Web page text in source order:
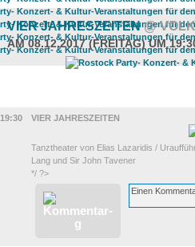
VIER JAHRESZEITEN@
AM 08.12.2017 (FREITAG) UM
19:30
VIER JAHRESZEITEN
Tanztheater von Elias Lazaridis /
Lang und Sir John Tavener
*/ ?>